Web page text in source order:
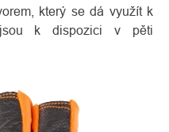
který se dá využít k
jsou k dispozici v pěti